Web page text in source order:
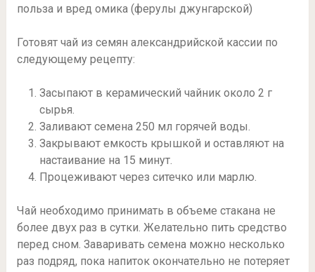
польза и вред омика (ферулы джунгарской)
Готовят чай из семян александрийской кассии по
следующему рецепту:
Засыпают в керамический чайник около 2 г
сырья.
Заливают семена 250 мл горячей воды.
Закрывают емкость крышкой и оставляют на
настаивание на 15 минут.
Процеживают через ситечко или марлю.
Чай необходимо принимать в объеме стакана не
более двух раз в сутки. Желательно пить средство
перед сном. Заваривать семена можно несколько
раз подряд, пока напиток окончательно не потеряет